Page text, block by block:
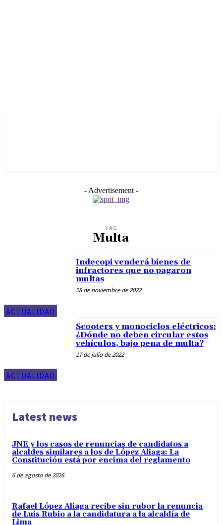
- Advertisement -
TAG
Multa
ACTUALIDAD
Indecopi venderá bienes de
infractores que no pagaron
multas
28 de noviembre de 2022
ACTUALIDAD
Scooters y monociclos eléctricos:
¿Dónde no deben circular estos
vehículos, bajo pena de multa?
17 de julio de 2022
Latest news
JNE y los casos de renuncias de candidatos a
alcaldes similares a los de López Aliaga: La
Constitución está por encima del reglamento
6 de agosto de 2026
Rafael López Aliaga recibe sin rubor la renuncia
de Luis Rubio a la candidatura a la alcaldía de
Lima